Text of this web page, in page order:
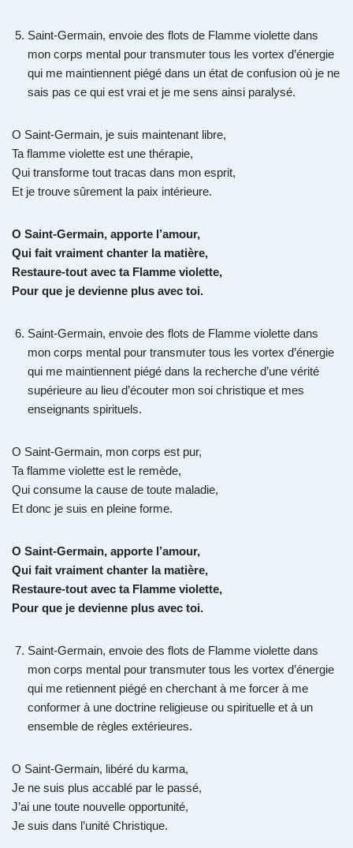
Saint-Germain, envoie des flots de Flamme violette dans
mon corps mental pour transmuter tous les vortex d’énergie
qui me maintiennent piégé dans un état de confusion où je ne
sais pas ce qui est vrai et je me sens ainsi paralysé.
O Saint-Germain, je suis maintenant libre,
Ta flamme violette est une thérapie,
Qui transforme tout tracas dans mon esprit,
Et je trouve sûrement la paix intérieure.
O Saint-Germain, apporte l’amour,
Qui fait vraiment chanter la matière,
Restaure-tout avec ta Flamme violette,
Pour que je devienne plus avec toi.
Saint-Germain, envoie des flots de Flamme violette dans
mon corps mental pour transmuter tous les vortex d’énergie
qui me maintiennent piégé dans la recherche d’une vérité
supérieure au lieu d’écouter mon soi christique et mes
enseignants spirituels.
O Saint-Germain, mon corps est pur,
Ta flamme violette est le remède,
Qui consume la cause de toute maladie,
Et donc je suis en pleine forme.
O Saint-Germain, apporte l’amour,
Qui fait vraiment chanter la matière,
Restaure-tout avec ta Flamme violette,
Pour que je devienne plus avec toi.
Saint-Germain, envoie des flots de Flamme violette dans
mon corps mental pour transmuter tous les vortex d’énergie
qui me retiennent piégé en cherchant à me forcer à me
conformer à une doctrine religieuse ou spirituelle et à un
ensemble de règles extérieures.
O Saint-Germain, libéré du karma,
Je ne suis plus accablé par le passé,
J’ai une toute nouvelle opportunité,
Je suis dans l’unité Christique.